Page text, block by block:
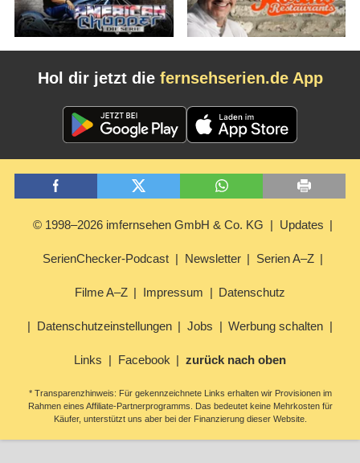
Hol dir jetzt die fernsehserien.de App
© 1998–2026 imfernsehen GmbH & Co. KG Updates
SerienChecker-Podcast Newsletter Serien A–Z
Filme A–Z Impressum Datenschutz
Datenschutzeinstellungen Jobs Werbung schalten
Links Facebook zurück nach oben
* Transparenzhinweis: Für gekennzeichnete Links erhalten wir Provisionen im
Rahmen eines Affiliate-Partnerprogramms. Das bedeutet keine Mehrkosten für
Käufer, unterstützt uns aber bei der Finanzierung dieser Website.